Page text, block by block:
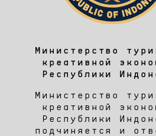
Министерство
креативной
Республики
Министерство
креативной
Республики
подчиняется и